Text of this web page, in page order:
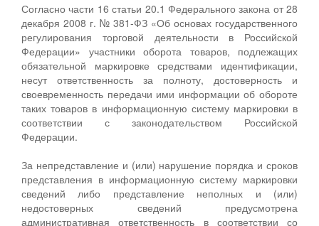
Согласно части 16 статьи 20.1 Федерального закона от 28
декабря 2008 г. № 381-ФЗ «Об основах государственного
регулирования торговой деятельности в Российской
Федерации» участники оборота товаров, подлежащих
обязательной маркировке средствами идентификации,
несут ответственность за полноту, достоверность и
своевременность передачи ими информации об обороте
таких товаров в информационную систему маркировки в
соответствии с законодательством Российской
Федерации.
За непредставление и (или) нарушение порядка и сроков
представления в информационную систему маркировки
сведений либо представление неполных и (или)
недостоверных сведений предусмотрена
административная ответственность в соответствии со